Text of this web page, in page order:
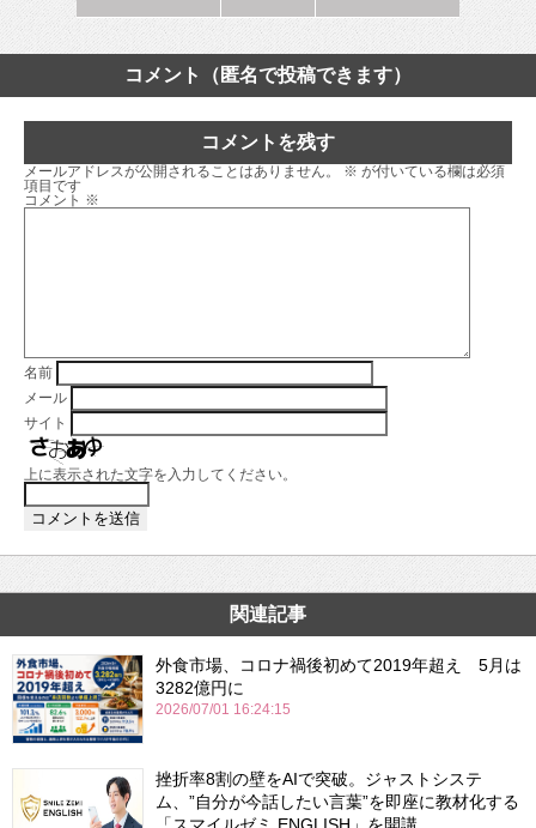
コメント（匿名で投稿できます）
コメントを残す
メールアドレスが公開されることはありません。 ※ が付いている欄は必須
項目です
コメント ※
名前
メール
サイト
上に表示された文字を入力してください。
関連記事
外食市場、コロナ禍後初めて2019年超え 5月は
3282億円に
2026/07/01 16:24:15
挫折率8割の壁をAIで突破。ジャストシステ
ム、”自分が今話したい言葉”を即座に教材化する